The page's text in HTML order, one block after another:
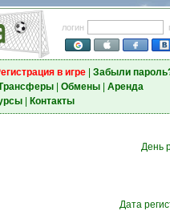
логин
в игре| Забыли
| Обмены| Аренда
| Контакты
День
Дата